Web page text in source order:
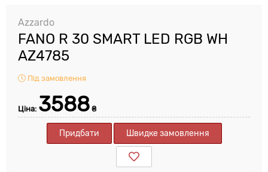
Azzardo
FANO R 30 SMART LED RGB WH
AZ4785
Під замовлення
Ціна: 3588 ₴
Придбати Швидке замовлення